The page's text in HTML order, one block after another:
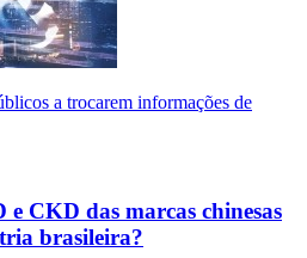
a trocarem informações de
e CKD das marcas chinesas
brasileira?